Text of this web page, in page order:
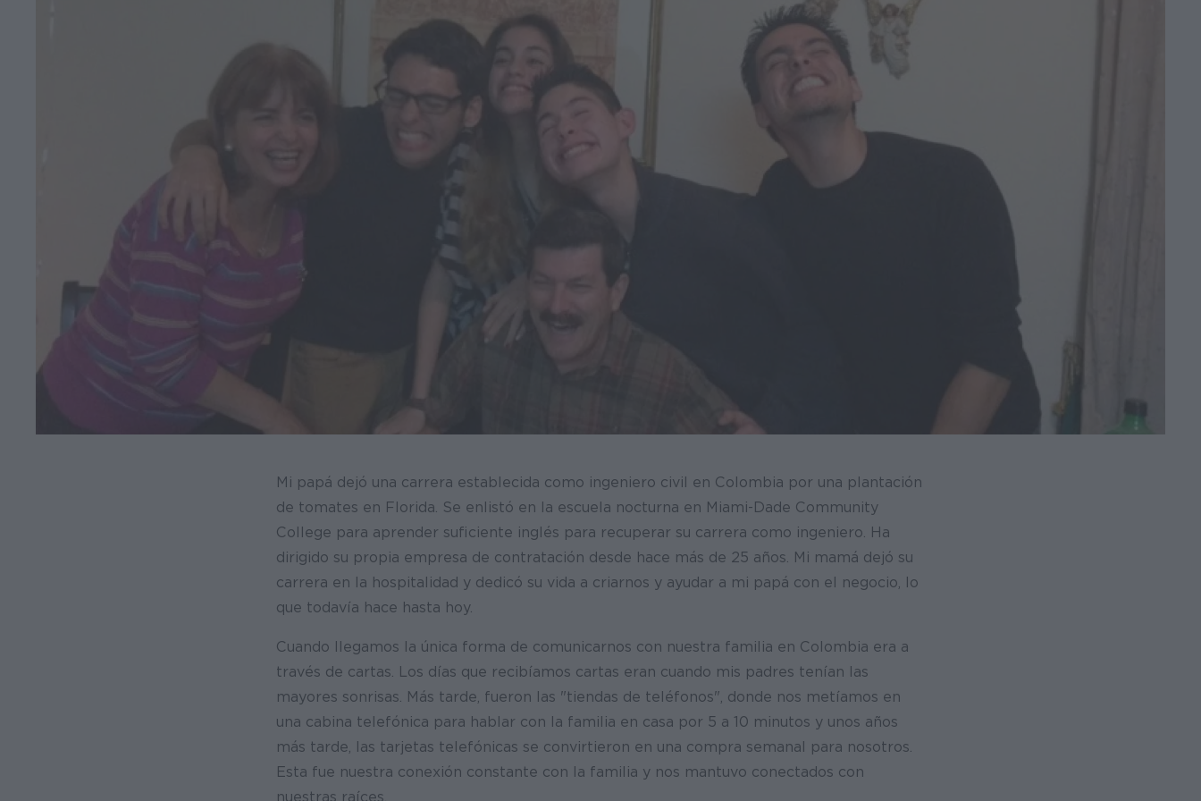
Mi papá dejó una carrera establecida como ingeniero civil en Colombia por una plantación
de tomates en Florida. Se enlistó en la escuela nocturna en Miami-Dade Community
College para aprender suficiente inglés para recuperar su carrera como ingeniero. Ha
dirigido su propia empresa de contratación desde hace más de 25 años. Mi mamá dejó su
carrera en la hospitalidad y dedicó su vida a criarnos y ayudar a mi papá con el negocio, lo
que todavía hace hasta hoy.
Cuando llegamos la única forma de comunicarnos con nuestra familia en Colombia era a
través de cartas. Los días que recibíamos cartas eran cuando mis padres tenían las
mayores sonrisas. Más tarde, fueron las "tiendas de teléfonos", donde nos metíamos en
una cabina telefónica para hablar con la familia en casa por 5 a 10 minutos y unos años
más tarde, las tarjetas telefónicas se convirtieron en una compra semanal para nosotros.
Esta fue nuestra conexión constante con la familia y nos mantuvo conectados con
nuestras raíces.